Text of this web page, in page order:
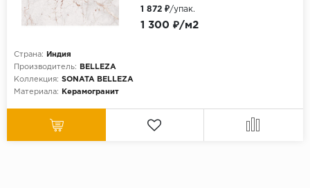
Страна:
Индия
Производитель:
BELLEZA
Коллекция: SONATA BELLEZA
Материала:
Керамогранит
1 300 ₽/м2
1 872 ₽/упак.